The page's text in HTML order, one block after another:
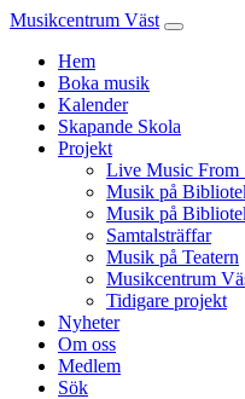
Musikcentrum Väst
Hem
Boka musik
Kalender
Skapande Skola
Projekt
Live Music From
Musik på
Musik på
Samtalsträffar
Musik på Teatern
Musikcentrum
Tidigare projekt
Nyheter
Om oss
Medlem
Sök